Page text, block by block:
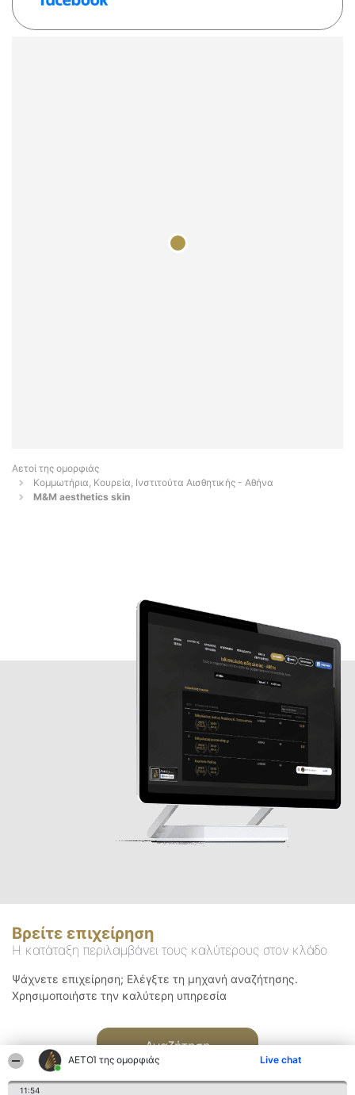
ΑΕΤΟΊ της ομορφιάς Live chat
11:54
Αετοί της ομορφιάς
Κομμωτήρια, Κουρεία, Ινστιτούτα Αισθητικής - Αθήνα
M&M aesthetics skin
Βρείτε επιχείρηση
Η κατάταξη περιλαμβάνει τους καλύτερους στον κλάδο
Ψάχνετε επιχείρηση; Ελέγξτε τη μηχανή αναζήτησης.
Χρησιμοποιήστε την καλύτερη υπηρεσία
Αναζήτηση